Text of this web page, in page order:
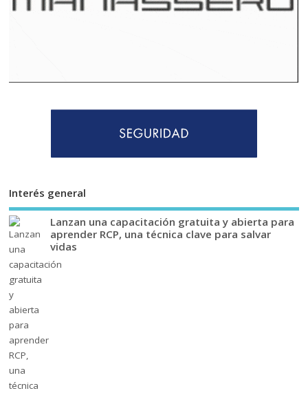
Interés general
Lanzan una capacitación gratuita y abierta para
aprender RCP, una técnica clave para salvar
vidas